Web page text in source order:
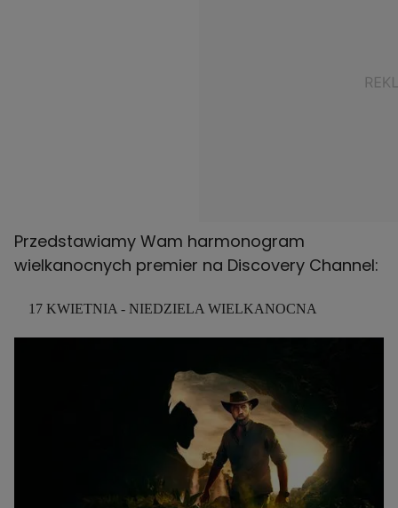
Przedstawiamy Wam harmonogram
wielkanocnych premier na Discovery Channel:
17 KWIETNIA - NIEDZIELA WIELKANOCNA